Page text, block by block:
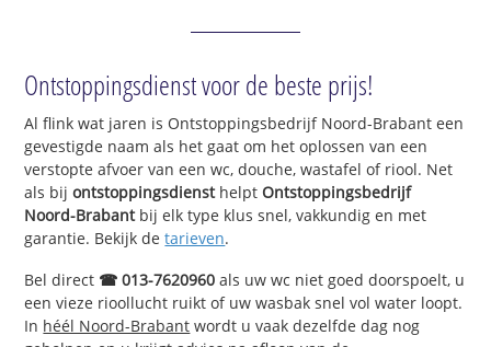
Ontstoppingsdienst voor de beste prijs!
Al flink wat jaren is Ontstoppingsbedrijf Noord-Brabant een
gevestigde naam als het gaat om het oplossen van een
verstopte afvoer van een wc, douche, wastafel of riool. Net
als bijontstoppingsdiensthelptOntstoppingsbedrijf
Noord-Brabantbij elk type klus snel, vakkundig en met
garantie. Bekijk detarieven.
Bel direct ☎ 013-7620960 als uw wc niet goed doorspoelt, u
een vieze rioollucht ruikt of uw wasbak snel vol water loopt.
In héél Noord-Brabant wordt u vaak dezelfde dag nog